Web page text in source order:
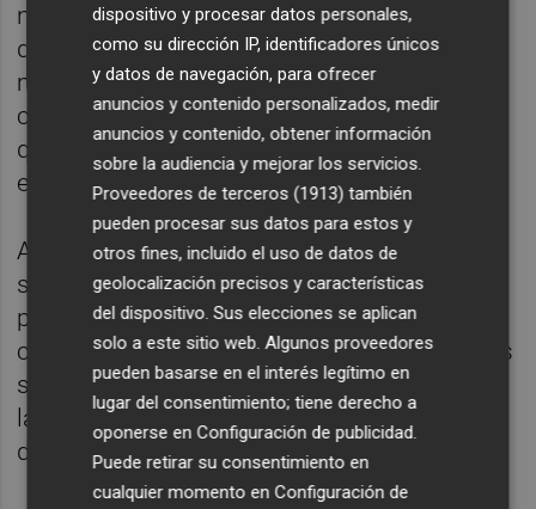
nuclear' de la convocatoria electoral cuando
desee. Y eso, aunque no es infalible, está
muy bien. Utilizando un símil futbolístico, es
como si fuera el Real Madrid y pudiera elegir
que el Barça tuviera que jugar cuando Messi
está lesionado.
Así pues, a Sánchez, obviamente, le gustaría
seguir en La Moncloa el mayor tiempo
posible, pero si ve que se le pueden
complicar las cosas y que su posición en los
sondeos ha mejorado notablemente, podría
lanzarse a anticipar los comicios en otoño
de este mismo año.
dispositivo y procesar datos personales,
como su dirección IP, identificadores únicos
y datos de navegación, para ofrecer
anuncios y contenido personalizados, medir
anuncios y contenido, obtener información
sobre la audiencia y mejorar los servicios.
Proveedores de terceros (1913) también
pueden procesar sus datos para estos y
otros fines, incluido el uso de datos de
geolocalización precisos y características
del dispositivo. Sus elecciones se aplican
solo a este sitio web. Algunos proveedores
pueden basarse en el interés legítimo en
lugar del consentimiento; tiene derecho a
oponerse enConfiguración de publicidad
Puede retirar su consentimiento en
cualquier momento enConfiguración de